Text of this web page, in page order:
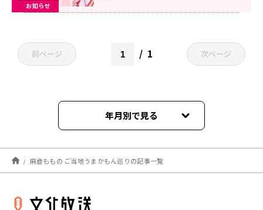
お知らせ
前ページ 1 次ページ
年月別で見る
2026年05月
2026年01月
2025年08月
麻倉ももの ご当地うまかもん巡りの記事一覧